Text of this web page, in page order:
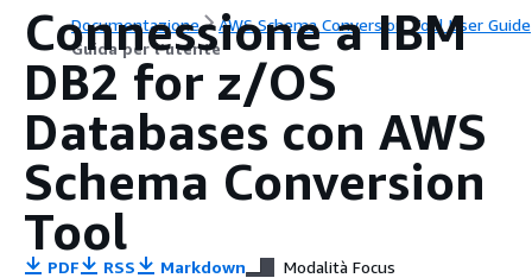
Documentazione
AWS Schema Conversion Tool User Guide
Guida per l’utente
Connessione a IBM
DB2 for z/OS
Databases con AWS
Schema Conversion
Tool
PDF RSS Markdown Modalità Focus